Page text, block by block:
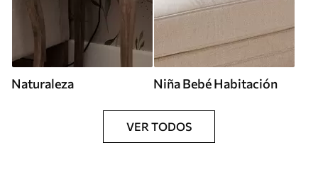
Naturaleza Niña Bebé Habitación
VER TODOS